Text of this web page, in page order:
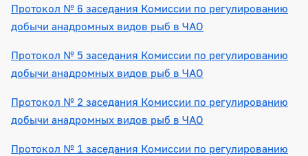
Протокол № 6 заседания Комиссии по регулированию
добычи анадромных видов рыб в ЧАО
Протокол № 5 заседания Комиссии по регулированию
добычи анадромных видов рыб в ЧАО
Протокол № 2 заседания Комиссии по регулированию
добычи анадромных видов рыб в ЧАО
Протокол № 1 заседания Комиссии по регулированию